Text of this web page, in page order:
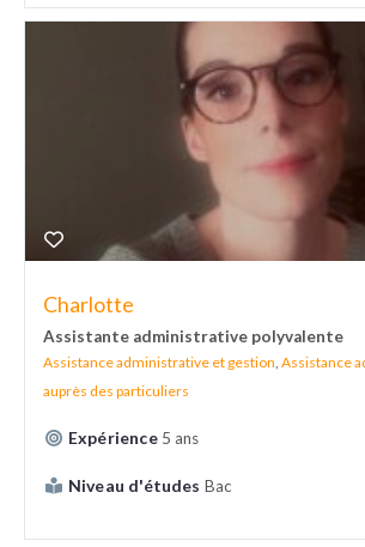
Charlotte
Assistante administrative polyvalente
Assistance administrative et gestion, Assistance
auprès des particuliers
Expérience 5 ans
Niveau d'études Bac